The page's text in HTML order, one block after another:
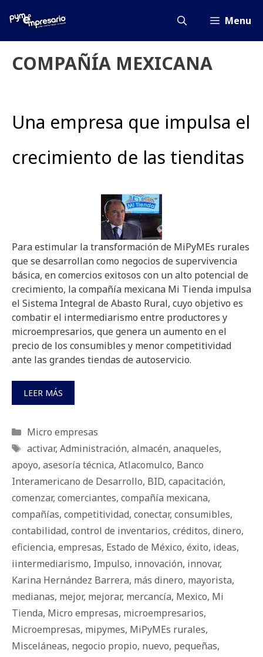
Menu
COMPAÑÍA MEXICANA
Una empresa que impulsa el
crecimiento de las tienditas
Para estimular la transformación de MiPyMEs rurales
que se desarrollan como negocios de supervivencia
básica, en comercios exitosos con un alto potencial de
crecimiento, la compañía mexicana Mi Tienda impulsa
el Sistema Integral de Abasto Rural, cuyo objetivo es
combatir el intermediarismo entre productores y
microempresarios, que genera un aumento en el
precio de los consumibles y menor competitividad
ante las grandes tiendas de autoservicio.
LEER MÁS
Categorías
Micro empresas
Etiquetas
activar, Administración, almacén, anaqueles,
apoyo, asesoría técnica, Atlacomulco, Banco
Interamericano de Desarrollo, BID, capacitación,
comenzar, comerciantes, compañía mexicana,
compañías, competitividad, conectar, consumibles,
contabilidad, control de inventarios, créditos, dinero,
eficiencia, empresas, Estado de México, éxito, ideas,
iintermediarismo, Impulso, innovación, innovar,
Karina Hernández Barrera, más dinero, mayorista,
medianas, mejor, mejorar, mercancía, Mexico, Mi
Tienda, Micro empresas, microempresarios,
Microempresas, mipymes, MiPyMEs rurales,
Misceláneas, negocio propio, nuevo, pequeñas,